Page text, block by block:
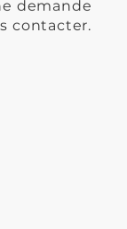
demande
contacter.